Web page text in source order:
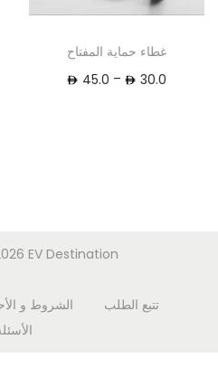
غطاء حماية المفتاح
30.0
–
45.0
EV Destination
تتبع الطلب الشروط و